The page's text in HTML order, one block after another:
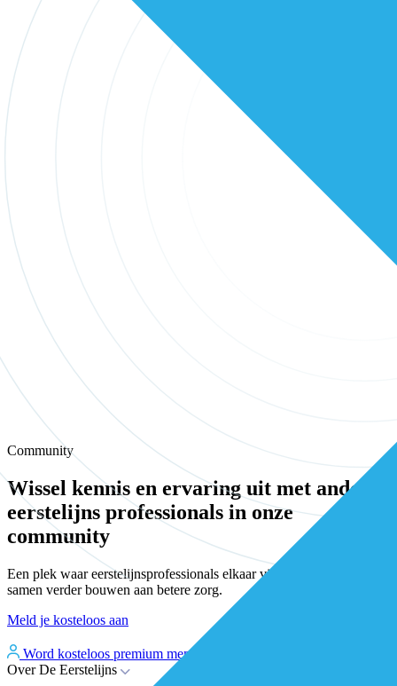
Community
Wissel kennis en ervaring uit met andere
eerstelijns professionals in onze
community
Een plek waar eerstelijnsprofessionals elkaar vinden, versterken en
samen verder bouwen aan betere zorg.
Meld je kosteloos aan
Word kosteloos premium member
Over De Eerstelijns